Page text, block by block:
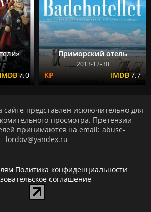
7.0
Приморский отель
2013-12-30
7.7
представлен исключительно для
просмотра. Претензии
принимаются на email: abuse-
lordov@yandex.ru
Политика конфиденциальности
соглашение